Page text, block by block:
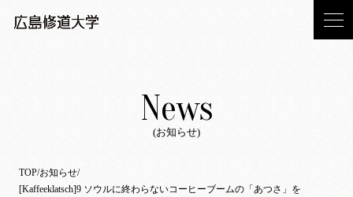
News
(お知らせ)
TOP お知らせ
[Kaffeeklatsch]9 ソウルに終わらないコーヒーブームの「あつさ」を